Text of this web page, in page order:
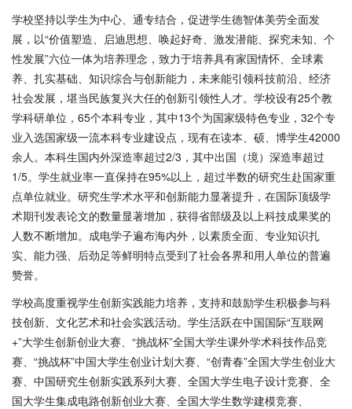
学校坚持以学生为中心、通专结合，促进学生德智体美劳全面发
展，以“价值塑造、启迪思想、唤起好奇、激发潜能、探究未知、个
性发展”六位一体为培养理念，致力于培养具有家国情怀、全球素
养、扎实基础、知识综合与创新能力，未来能引领科技前沿、经济
社会发展，堪当民族复兴大任的创新引领性人才。学校设有25个教
学科研单位，65个本科专业，其中13个为国家级特色专业，32个专
业入选国家级一流本科专业建设点，现有在读本、硕、博学生42000
余人。本科生国内外深造率超过2/3，其中出国（境）深造率超过
1/5。学生就业率一直保持在95%以上，超过半数的研究生赴国家重
点单位就业。研究生学术水平和创新能力显著提升，在国际顶级学
术期刊发表论文的数量显著增加，获得省部级及以上科技成果奖的
人数不断增加。成电学子遍布海内外，以素质全面、专业知识扎
实、能力强、后劲足等鲜明特点受到了社会各界和用人单位的普遍
赞誉。
学校高度重视学生创新实践能力培养，支持和鼓励学生积极参与科
技创新、文化艺术和社会实践活动。学生活跃在中国国际“互联网
+”大学生创新创业大赛、“挑战杯”全国大学生课外学术科技作品竞
赛、“挑战杯”中国大学生创业计划大赛、“创青春”全国大学生创业大
赛、中国研究生创新实践系列大赛、全国大学生电子设计竞赛、全
国大学生集成电路创新创业大赛、全国大学生数学建模竞赛、